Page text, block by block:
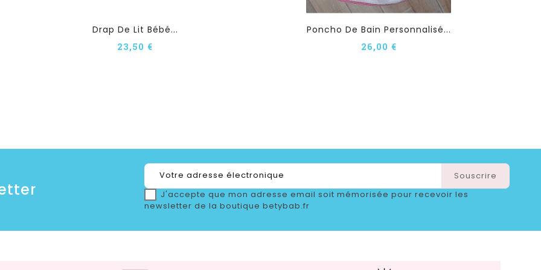
Drap De Lit Bébé...
23,50 €
Poncho De Bain Personnalisé...
26,00 €
J'accepte que mon adresse email soit mémorisée pour recevoir les
newsletter de la boutique betybab.fr